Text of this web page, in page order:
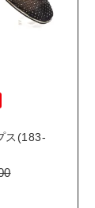
ス(183-